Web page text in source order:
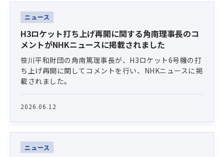
Latest News
ニュース
H3ロケット打ち上げ再開に関する角南理事長のコ
メントがNHKニュースに掲載されました
笹川平和財団の角南篤理事長が、H3ロケット6号機の打
ち上げ再開に関してコメントを行い、NHKニュースに掲
載されました。
2026.06.12
ニュース